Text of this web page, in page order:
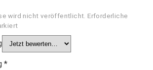
wird nicht veröffentlicht. Erforderliche
*